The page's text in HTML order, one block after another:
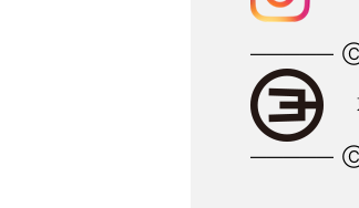
―――――
東
―――――